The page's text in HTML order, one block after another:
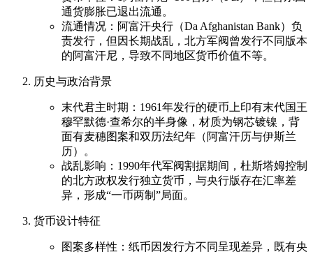
通货膨胀已退出流通。
流通情况：阿富汗央行（Da Afghanistan Bank）负
责发行，但因长期战乱，北方军阀曾发行不同版本
的阿富汗尼，导致不同地区货币价值不等。
历史与政治背景
末代君主时期：1961年发行的硬币上印有末代国王
穆罕默德·查希尔的半身像，材质为钢芯镀镍，背
面有麦穗图案和双历法纪年（阿富汗历与伊斯兰
历）。
战乱影响：1990年代军阀割据期间，杜斯塔姆控制
的北方政权发行独立货币，与央行版存在汇率差
异，形成“一币两制”局面。
货币设计特征
图案多样性：纸币因发行方不同呈现差异，既有央